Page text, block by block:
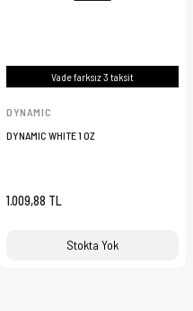
Vade farksız 3 taksit
DYNAMIC
DYNAMIC WHITE 1 OZ
1.009,88 TL
Stokta Yok